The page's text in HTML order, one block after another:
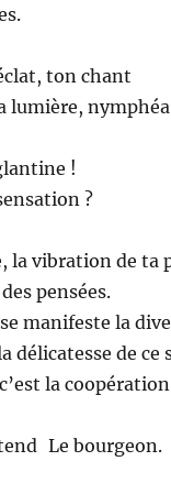
ton chant
lumière,
!
?
la vibration de ta
pensées.
manifeste la
délicatesse de ce
la
Le bourgeon.